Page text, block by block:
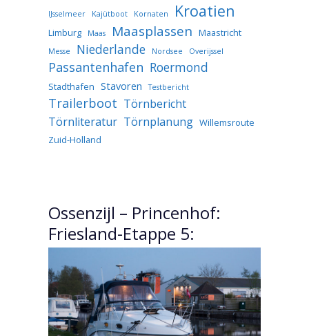
IJsselmeer Kajütboot Kornaten Kroatien
Limburg Maas Maasplassen Maastricht
Messe Niederlande Nordsee Overijssel
Passantenhafen Roermond
Stadthafen Stavoren Testbericht
Trailerboot Törnbericht
Törnliteratur Törnplanung Willemsroute
Zuid-Holland
Ossenzijl – Princenhof:
Friesland-Etappe 5: